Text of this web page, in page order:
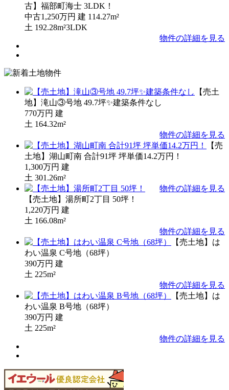
古】福部町海士 3LDK！
中古1,250万円 建 114.27m²
土 192.28m²3LDK
物件の詳細を見る
【売土
地】滝山③号地 49.7坪✨建築条件なし
770万円 建
土 164.32m²
物件の詳細を見る
【売
土地】湖山町南 合計91坪 坪単価14.2万円！
1,300万円 建
土 301.26m²
物件の詳細を見る
【売土地】湯所町2丁目 50坪！
1,220万円 建
土 166.08m²
物件の詳細を見る
【売土地】は
わい温泉 C号地（68坪）
390万円 建
土 225m²
物件の詳細を見る
【売土地】は
わい温泉 B号地（68坪）
390万円 建
土 225m²
物件の詳細を見る